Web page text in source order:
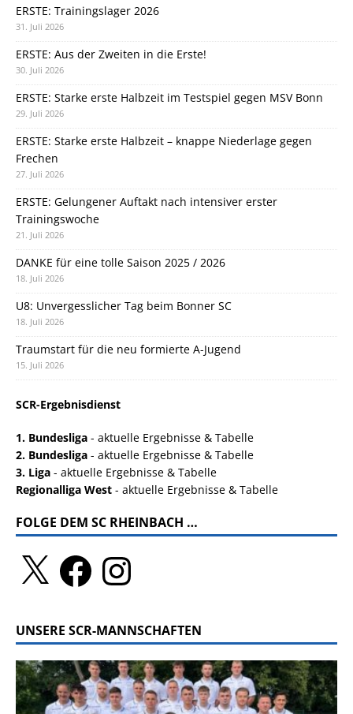
ERSTE: Trainingslager 2026
31. Juli 2026
ERSTE: Aus der Zweiten in die Erste!
30. Juli 2026
ERSTE: Starke erste Halbzeit im Testspiel gegen MSV Bonn
29. Juli 2026
ERSTE: Starke erste Halbzeit – knappe Niederlage gegen
Frechen
27. Juli 2026
ERSTE: Gelungener Auftakt nach intensiver erster
Trainingswoche
21. Juli 2026
DANKE für eine tolle Saison 2025 / 2026
18. Juli 2026
U8: Unvergesslicher Tag beim Bonner SC
18. Juli 2026
Traumstart für die neu formierte A-Jugend
15. Juli 2026
SCR-Ergebnisdienst
1. Bundesliga - aktuelle Ergebnisse & Tabelle
2. Bundesliga - aktuelle Ergebnisse & Tabelle
3. Liga - aktuelle Ergebnisse & Tabelle
Regionalliga West - aktuelle Ergebnisse & Tabelle
FOLGE DEM SC RHEINBACH …
UNSERE SCR-MANNSCHAFTEN